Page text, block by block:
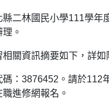
縣二林國民小學111學年
。
關資訊摘要如下，詳如
碼：3876452。請於112
職進修網報名。